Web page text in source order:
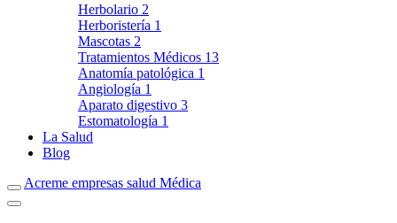
Herbolario 2
Herboristería 1
Mascotas 2
Tratamientos Médicos 13
Anatomía patológica 1
Angiología 1
Aparato digestivo 3
Estomatología 1
La Salud
Blog
Acreme empresas salud Médica